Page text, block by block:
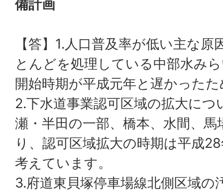
備計画
【答】1.人口普及率が低い主な
とんどを処理している中部水み
開始時期が平成元年と遅かった
2.下水道事業認可区域の拡大につ
瀬・半田の一部、橋本、水間、
り、認可区域拡大の時期は平成
考えています。
3.府道東貝塚停車場線北側区域の